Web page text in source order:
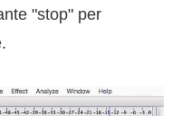
"stop" per